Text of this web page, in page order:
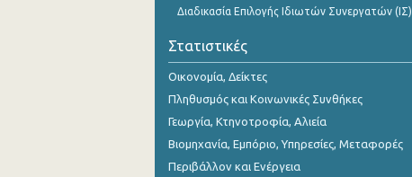
Διαδικασία Επιλογής Ιδιωτών Συνεργατών (ΙΣ)
Στατιστικές
Οικονομία, Δείκτες
Πληθυσμός και Κοινωνικές Συνθήκες
Γεωργία, Κτηνοτροφία, Αλιεία
Βιομηχανία, Εμπόριο, Υπηρεσίες, Μεταφορές
Περιβάλλον και Ενέργεια